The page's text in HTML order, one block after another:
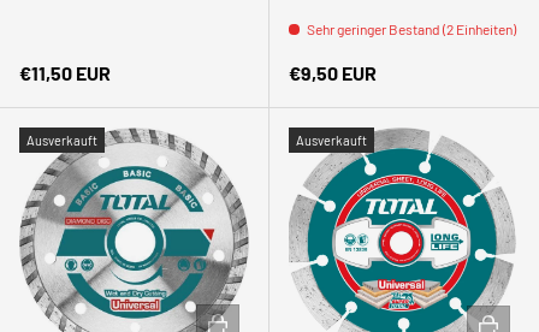
Normaler Preis
€11,50 EUR
Sehr geringer Bestand (2 Einheiten)
Normaler Preis
€9,50 EUR
Ausverkauft
IN DEN WARENKORB
Ausverkauft
IN DEN